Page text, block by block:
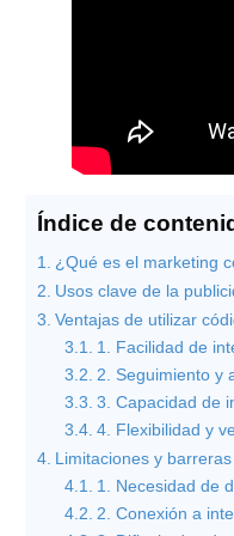
Índice de
¿Qué es el marketing
Usos clave de la
Ventajas de utilizar
1. Facilidad de
2. Seguimiento y
3. Capacidad de
4. Flexibilidad y
Limitaciones y
1. Necesidad de
2. Conexión a